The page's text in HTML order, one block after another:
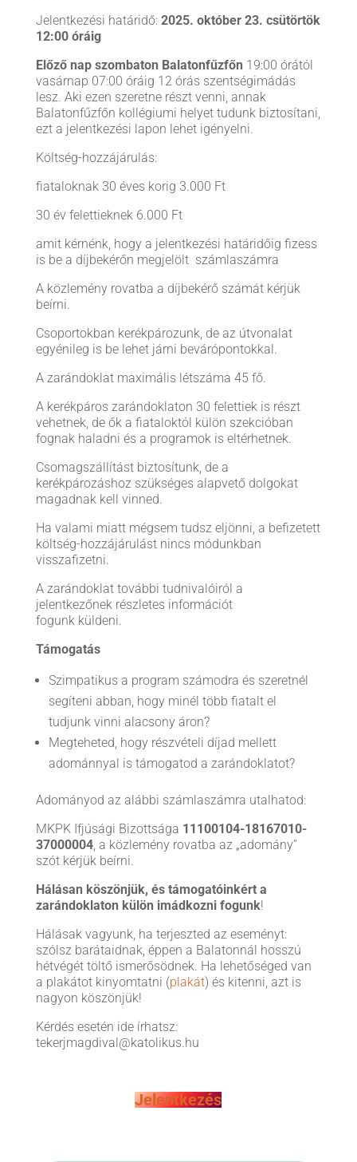
Jelentkezési határidő: 2025. október 23. csütörtök
12:00 óráig
Előző nap szombaton Balatonfűzfőn 19:00 órától
vasárnap 07:00 óráig 12 órás szentségimádás
lesz. Aki ezen szeretne részt venni, annak
Balatonfűzfőn kollégiumi helyet tudunk biztosítani,
ezt a jelentkezési lapon lehet igényelni.
Költség-hozzájárulás:
fiataloknak 30 éves korig 3.000 Ft
30 év felettieknek 6.000 Ft
amit kérnénk, hogy a jelentkezési határidőig fizess
is be a díjbekérőn megjelölt számlaszámra
A közlemény rovatba a díjbekérő számát kérjük
beírni.
Csoportokban kerékpározunk, de az útvonalat
egyénileg is be lehet járni bevárópontokkal.
A zarándoklat maximális létszáma 45 fő.
A kerékpáros zarándoklaton 30 felettiek is részt
vehetnek, de ők a fiataloktól külön szekcióban
fognak haladni és a programok is eltérhetnek.
Csomagszállítást biztosítunk, de a
kerékpározáshoz szükséges alapvető dolgokat
magadnak kell vinned.
Ha valami miatt mégsem tudsz eljönni, a befizetett
költség-hozzájárulást nincs módunkban
visszafizetni.
A zarándoklat további tudnivalóiról a
jelentkezőnek részletes információt
fogunk küldeni.
Támogatás
Szimpatikus a program számodra és szeretnél
segíteni abban, hogy minél több fiatalt el
tudjunk vinni alacsony áron?
Megteheted, hogy részvételi díjad mellett
adománnyal is támogatod a zarándoklatot?
Adományod az alábbi számlaszámra utalhatod:
MKPK Ifjúsági Bizottsága 11100104-18167010-
37000004, a közlemény rovatba az „adomány”
szót kérjük beírni.
Hálásan köszönjük, és támogatóinkért a
zarándoklaton külön imádkozni fogunk!
Hálásak vagyunk, ha terjeszted az eseményt:
szólsz barátaidnak, éppen a Balatonnál hosszú
hétvégét töltő ismerősödnek. Ha lehetőséged van
a plakátot kinyomtatni (plakát) és kitenni, azt is
nagyon köszönjük!
Kérdés esetén ide írhatsz:
tekerjmagdival@katolikus.hu
Jelentkezés